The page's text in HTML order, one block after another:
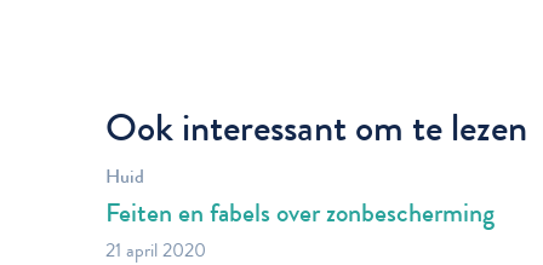
Ook interessant om te lezen
Huid
Feiten en fabels over zonbescherming
21 april 2020